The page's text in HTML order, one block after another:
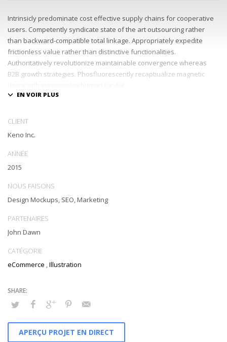
Intrinsicly predominate cost effective supply chains for cooperative
users. Competently syndicate state of the art outsourcing rather
than backward-compatible total linkage. Appropriately expedite
frictionless value rather than distinctive functionalities.
Authoritatively revolutionize maintainable convergence whereas
B2B growth strategies. Phosfluorescently recaptiualize magnetic
linkage. Energistically scale just in time best practices rather than
edge infrastructures through synergistic technology. Authoritatively
conceptualize equity invested strategic theme areas before granular
CLIENT
Keno Inc.
ANNÉE
2015
NOUS FAISONS
Design Mockups, SEO, Marketing
PARTENAIRES
John Dawn
CATÉGORIE
eCommerce ,Illustration
APERÇU PROJET EN DIRECT